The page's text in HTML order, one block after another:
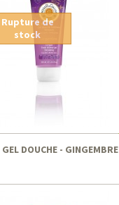
Rupture de
stock
GEL DOUCHE - GINGEMBRE